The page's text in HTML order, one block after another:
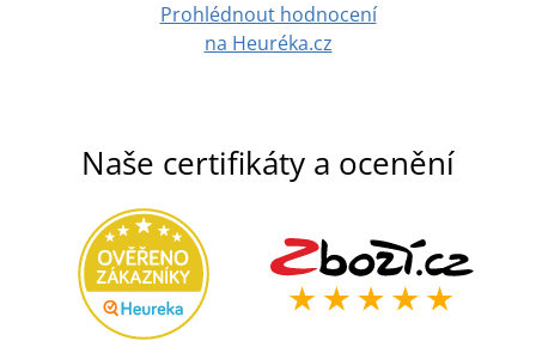
Prohlédnout hodnocení
na Heuréka.cz
Naše certifikáty a ocenění